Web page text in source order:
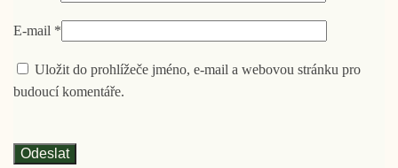
E-mail *
Uložit do prohlížeče jméno, e-mail a webovou stránku pro
budoucí komentáře.